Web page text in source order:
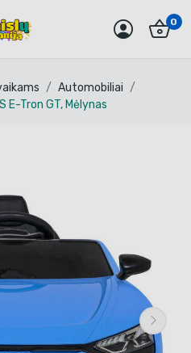
0
Automobiliai
E-Tron GT, Mėlynas